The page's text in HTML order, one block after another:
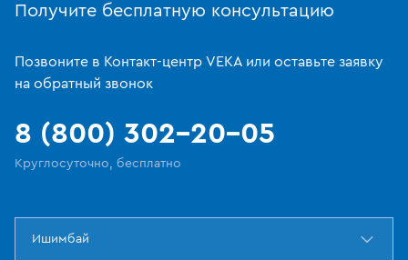
Получите бесплатную консультацию
Позвоните в Контакт-центр VEKA или оставьте заявку
на обратный звонок
8 (800) 302-20-05
Круглосуточно, бесплатно
Ишимбай